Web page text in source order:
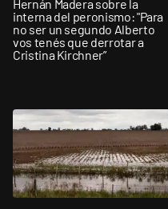
Hernán Madera sobre la
interna del peronismo: "Para
no ser un segundo Alberto
vos tenés que derrotar a
Cristina Kirchner”